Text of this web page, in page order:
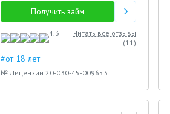
Получить займ
4.3
Читать все отзывы
(11)
#от 18 лет
№ Лицензии 20-030-45-009653